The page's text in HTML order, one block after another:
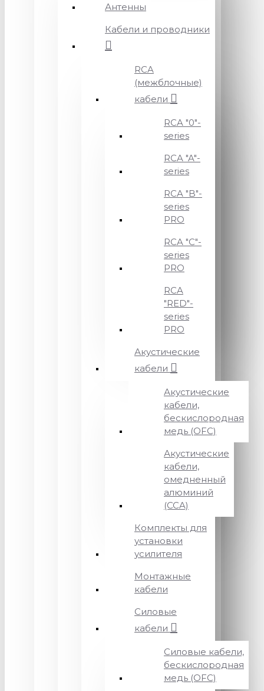
Антенны
Кабели и проводники
RCA
(межблочные)
кабели
RCA "0"-
series
RCA "A"-
series
RCA "B"-
series
PRO
RCA "C"-
series
PRO
RCA
"RED"-
series
PRO
Акустические
кабели
Акустические
кабели,
бескислородная
медь (OFC)
Акустические
кабели,
омедненный
алюминий
(CCA)
Комплекты для
установки
усилителя
Монтажные
кабели
Силовые
кабели
Силовые кабели,
бескислородная
медь (OFC)